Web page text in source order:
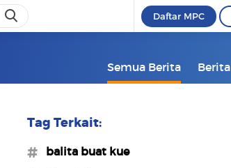
Daftar MPC
Semua Berita Berita
Tag Terkait:
#balita buat kue